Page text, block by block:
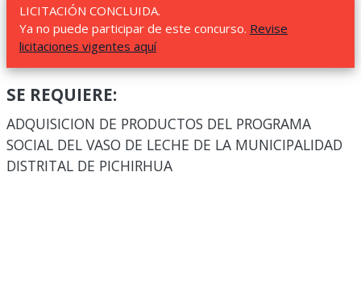
LICITACIÓN CONCLUIDA.
Ya no puede participar de este concurso. Revise
licitaciones vigentes aquí
SE REQUIERE:
ADQUISICION DE PRODUCTOS DEL PROGRAMA
SOCIAL DEL VASO DE LECHE DE LA MUNICIPALIDAD
DISTRITAL DE PICHIRHUA